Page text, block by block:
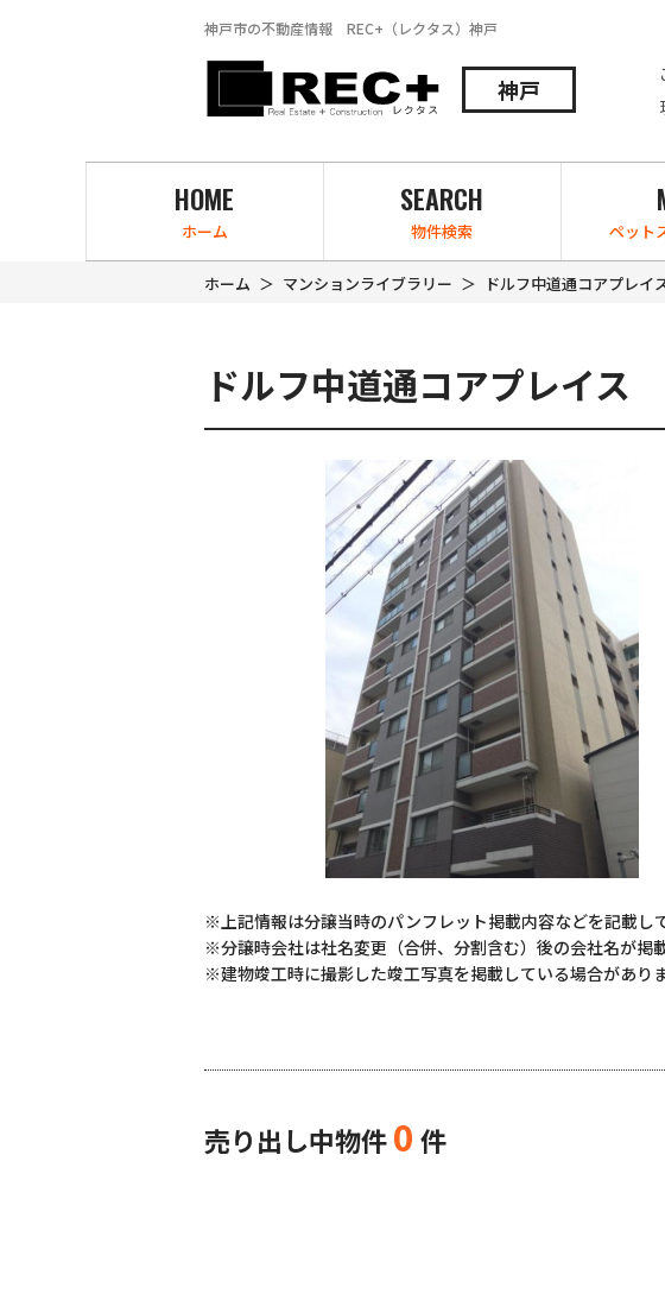
神戸市の不動産情報 REC+（レクタス）神戸
神戸
HOME
ホーム
SEARCH
物件検索 ペット
ホーム マンションライブラリー ドルフ中道通コアプレイ
ドルフ中道通コアプレイス
※上記情報は分譲当時のパンフレット掲載内容などを記載し
※分譲時会社は社名変更（合併、分割含む）後の会社名が掲
※建物竣工時に撮影した竣工写真を掲載している場合があり
売り出し中物件0 件